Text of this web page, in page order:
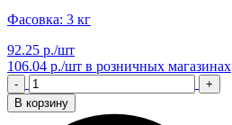
Фасовка: 3 кг
92.25 р./шт
106.04 р./шт в розничных магазинах
-
+
В корзину